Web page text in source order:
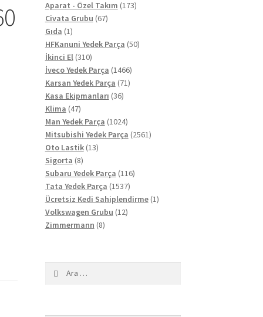
ürün
Aparat - Özel Takım 173173
Civata Grubu 6767
Gıda 11
ürün
HFKanuni Yedek Parça 5050
İkinci El 310310
ürün
İveco Yedek Parça 14661466
ürün
Karsan Yedek Parça 7171
Kasa Ekipmanları 3636
Klima 4747
ürün
Man Yedek Parça 10241024
ürün
Mitsubishi Yedek Parça 25612561
Oto Lastik 1313
Sigorta 88
ürün
Subaru Yedek Parça 116116
Tata Yedek Parça 15371537
ürün
Ücretsiz Kedi Sahiplendirme 11
Volkswagen Grubu 1212
Zimmermann 88